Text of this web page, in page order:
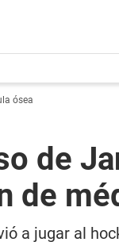
ósea
de
de
a jugar al